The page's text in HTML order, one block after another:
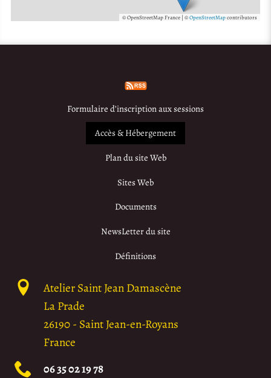
© OpenStreetMap France | ©OpenStreetMapcontributors
Formulaire d’inscription aux sessions
Accès & Hébergement
Plan du site Web
Sites Web
Documents
NewsLetter du site
Définitions
Atelier Saint Jean Damascène
La Prade
26190- Saint Jean-en-Royans
France
06 35 02 19 78